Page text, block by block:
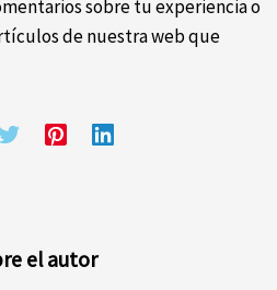
sobre tu experiencia o
de nuestra web que
el autor